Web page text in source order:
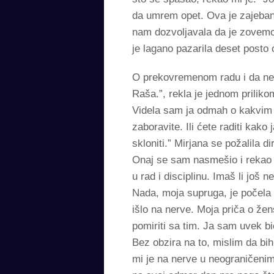
da umrem opet. Ova je
nam dozvoljavala da je
je lagano pazarila deset
O prekovremenom radu i da
Raša.”, rekla je jednom
Videla sam ja odmah o
zaboravite. Ili ćete raditi kako
skloniti.” Mirjana se požalila
Onaj se sam nasmešio i
u rad i disciplinu. Imaš li još
Nada, moja supruga, je
išlo na nerve. Moja priča o
pomiriti sa tim. Ja sam uvek
Bez obzira na to, mislim da
mi je na nerve u